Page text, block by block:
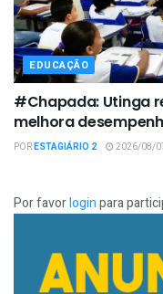
EDUCAÇÃO
#Chapada: Utinga
melhora
PORESTAGIÁRIO 2 2026/08/
Por favorloginpara